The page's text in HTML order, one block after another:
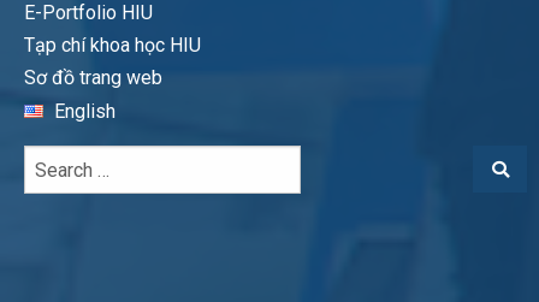
E-Portfolio HIU
Tạp chí khoa học HIU
Sơ đồ trang web
English